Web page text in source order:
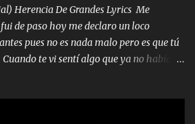
me llevaron me achacaba cargos
gritaba a donde tienes el clavo Yo me
grande más me cuido me gusta ser
envidiosos que no falten mi dios es grande
Pa el equipo aquí le mando un abrazo
Herencia De Grandes Lyrics Me
de paso hoy me declaro un loco
pues no es nada malo pero es que tú
te vi sentí algo que ya no había